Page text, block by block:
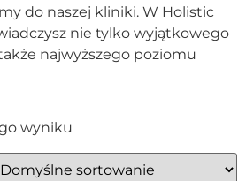
do naszej kliniki. W Holistic
nie tylko wyjątkowego
najwyższego poziomu
wyniku